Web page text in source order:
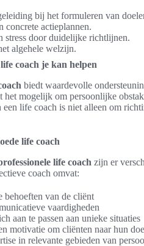
bij het formuleren van
actieplannen.
stress door duidelijke richtlijnen.
algehele welzijn.
coach je kan helpen
biedt waardevolle
het mogelijk om persoonlijke
life coach is niet alleen om
life coach
life coach zijn er
coach omvat:
behoeften van de cliënt
vaardigheden
aan te passen aan unieke situaties
motivatie om cliënten naar hun
in relevante gebieden van